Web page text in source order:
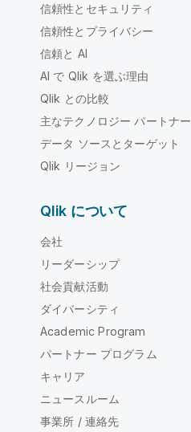
信頼性とセキュリティ
信頼性とプライバシー
信頼と AI
AI で Qlik を選ぶ理由
Qlik との比較
主なテクノロジー パートナー
データ ソースとターゲット
Qlik リージョン
Qlik について
会社
リーダーシップ
社会貢献活動
ダイバーシティ
Academic Program
パートナー プログラム
キャリア
ニュースルーム
事業所 / 連絡先